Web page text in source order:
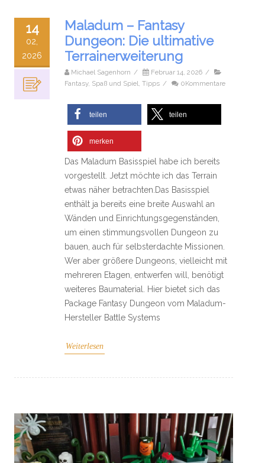
14
02,
2026
Maladum – Fantasy
Dungeon: Die ultimative
Terrainerweiterung
Michael Sagenhorn / Februar 14, 2026 /
Fantasy, Spaß und Spiel, Tipps / 0Kommentare
teilen teilen
merken
Das Maladum Basisspiel habe ich bereits
vorgestellt. Jetzt möchte ich das Terrain
etwas näher betrachten.Das Basisspiel
enthält ja bereits eine breite Auswahl an
Wänden und Einrichtungsgegenständen,
um einen stimmungsvollen Dungeon zu
bauen, auch für selbsterdachte Missionen.
Wer aber größere Dungeons, vielleicht mit
mehreren Etagen, entwerfen will, benötigt
weiteres Baumaterial. Hier bietet sich das
Package Fantasy Dungeon vom Maladum-
Hersteller Battle Systems
Weiterlesen